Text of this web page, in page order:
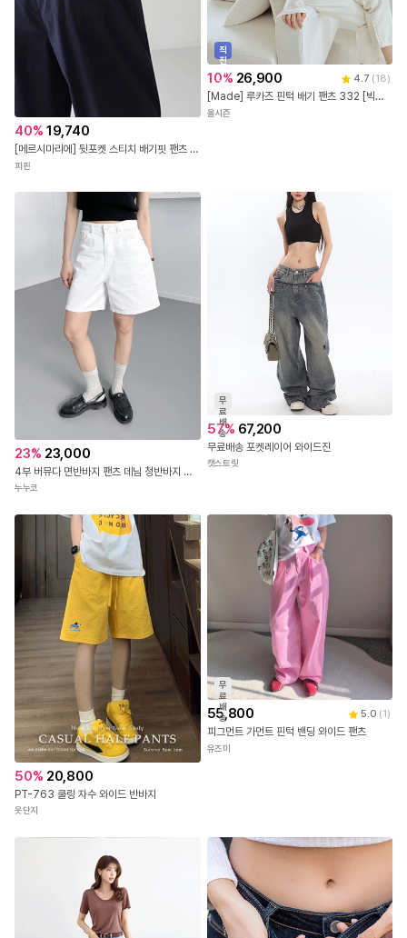
40% 19,740
[메르시마리에] 뒷포켓 스티치 배기핏 팬츠 #710719
피핀
직
진
배
송
10% 26,900 4.7 (18)
[Made] 루카즈 핀턱 배기 팬츠 332 [빅사이즈/배기바지/면바지/일자바지/허리밴드/밴딩팬츠/밴드바지/아이보리팬츠/보이핏팬츠/코튼팬츠]
올시즌
23% 23,000
4부 버뮤다 면반바지 팬츠 데님 청반바지 와이드 신상 5027번 (블랙, 아이보리) - S(55), M(66), L(77)
누누코
무
료
배
송
57% 67,200
무료배송 포켓레이어 와이드진
캣스트릿
50% 20,800
PT-763 쿨링 자수 와이드 반바지
옷단지
무
료
배
송
55,800 5.0 (1 )
피그먼트 가먼트 핀턱 밴딩 와이드 팬츠
유즈미